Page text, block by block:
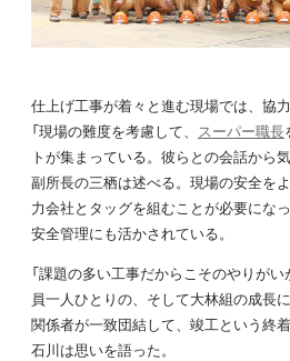
仕上げ工事が着々と進む現場では、協
「現場の難度を考慮して、
スーパー職長
トが集まっている。彼らとの会話から
副所長の三栖は述べる。現場の安全を
力会社とタッグを組むことが必要にな
安全管理にも活かされている。
「課題の多い工事だからこそのやりが
員一人ひとりの、そして大林組の成長
関係者が一致団結して、竣工という終
石川は思いを語った。